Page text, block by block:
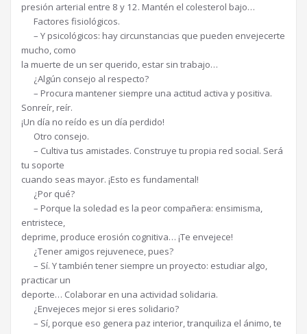
presión arterial entre 8 y 12. Mantén el colesterol bajo…
Factores fisiológicos.
– Y psicológicos: hay circunstancias que pueden envejecerte
mucho, como
la muerte de un ser querido, estar sin trabajo…
¿Algún consejo al respecto?
– Procura mantener siempre una actitud activa y positiva.
Sonreír, reír.
¡Un día no reído es un día perdido!
Otro consejo.
– Cultiva tus amistades. Construye tu propia red social. Será
tu soporte
cuando seas mayor. ¡Esto es fundamental!
¿Por qué?
– Porque la soledad es la peor compañera: ensimisma,
entristece,
deprime, produce erosión cognitiva… ¡Te envejece!
¿Tener amigos rejuvenece, pues?
– Sí. Y también tener siempre un proyecto: estudiar algo,
practicar un
deporte… Colaborar en una actividad solidaria.
¿Envejeces mejor si eres solidario?
– Sí, porque eso genera paz interior, tranquiliza el ánimo, te